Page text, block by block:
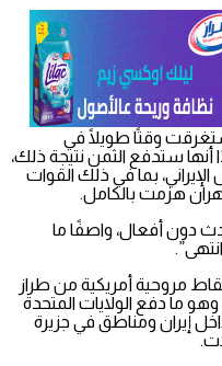
وقتًا طويلًا في
أنها ستدفع الثمن نتيجة ذلك،
بما في ذلك القوات
هزمت بالكامل.
دون أفعال، واصفًا ما
مروحية أمريكية من طراز
ما دفع الولايات المتحدة
إيران ومناطق في جزيرة